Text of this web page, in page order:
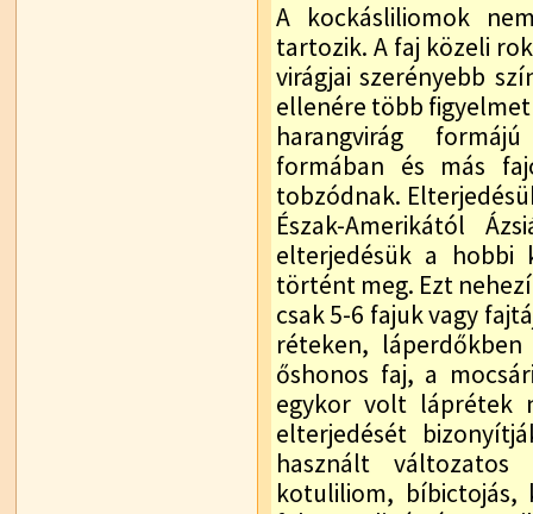
A kockásliliomok
tartozik. A faj közeli
virágjai szerényebb
ellenére több
harangvirág
formában és más
tobzódnak.
Észak-Amerikától
elterjedésük a hobbi
történt meg. Ezt
csak 5-6 fajuk vagy
réteken,
őshonos faj, a
egykor volt láprétek
elterjedését
használt
kotuliliom, bíbictojás,